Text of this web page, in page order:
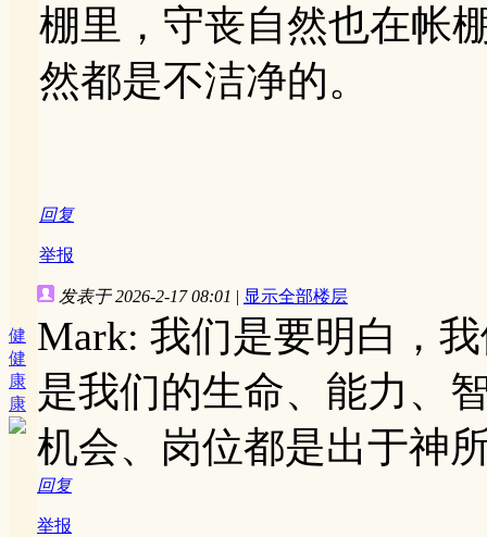
棚里，守丧自然也在帐
然都是不洁净的。
回复
举报
健
健
康
康
发表于 2026-2-17 08:01 | 显示全部楼层
Mark: 我们是要明白，
是我们的生命、能力、
机会、岗位都是出于神
回复
举报